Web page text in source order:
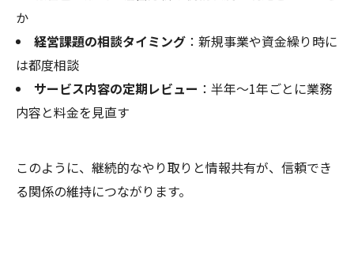
か
経営課題の相談タイミング：新規事業や資金繰り時に
は都度相談
サービス内容の定期レビュー ：半年～1年ごとに業務
内容と料金を見直す
このように、継続的なやり取りと情報共有が、信頼でき
る関係の維持につながります。